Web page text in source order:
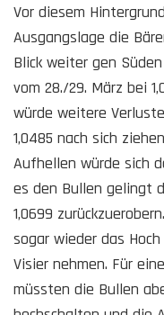
Vor diesem
Ausgangslage die
Blick weiter gen
vom 28./29. März bei
würde weitere
1,0485 nach sich
Aufhellen würde sich
es den Bullen gelingt
1,0699
sogar wieder das
Visier nehmen. Für
müssten die Bullen